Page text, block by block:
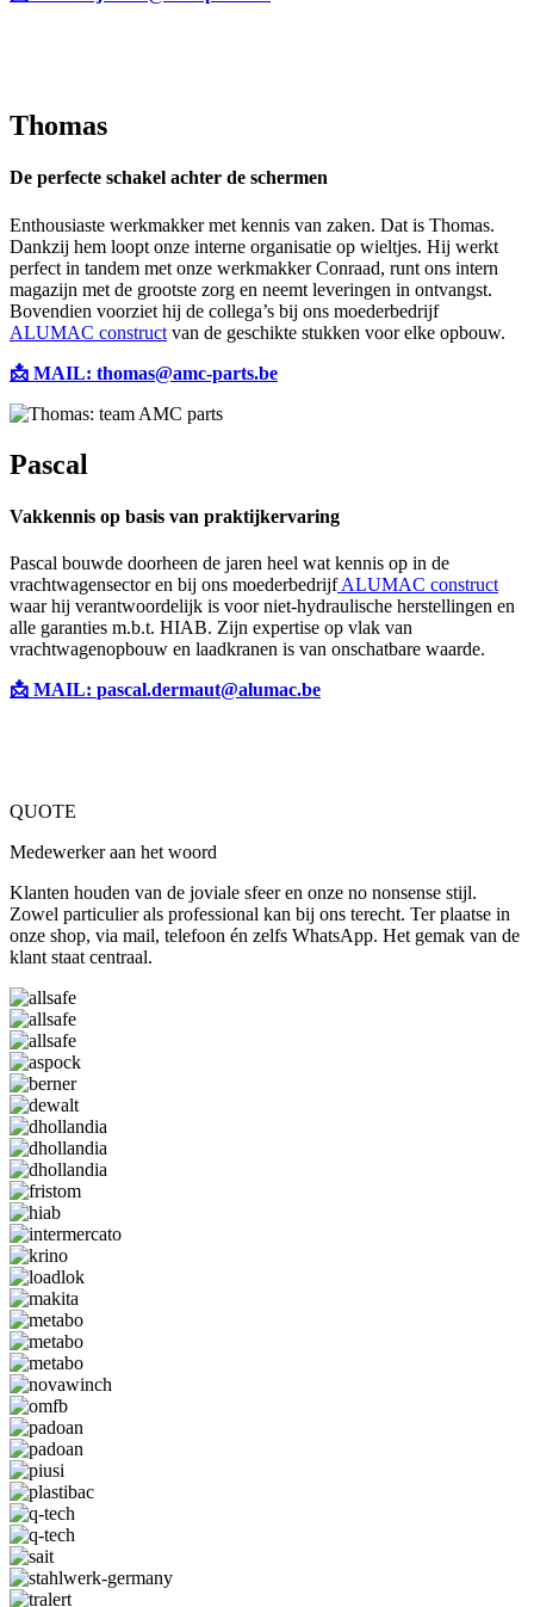
Thomas
De perfecte schakel achter de schermen
Enthousiaste werkmakker met kennis van zaken. Dat is Thomas.
Dankzij hem loopt onze interne organisatie op wieltjes. Hij werkt
perfect in tandem met onze werkmakker Conraad, runt ons intern
magazijn met de grootste zorg en neemt leveringen in ontvangst.
Bovendien voorziet hij de collega’s bij ons moederbedrijf
ALUMAC construct van de geschikte stukken voor elke opbouw.
📩 MAIL: thomas@amc-parts.be
Pascal
Vakkennis op basis van praktijkervaring
Pascal bouwde doorheen de jaren heel wat kennis op in de
vrachtwagensector en bij ons moederbedrijfALUMAC construct
waar hij verantwoordelijk is voor niet-hydraulische herstellingen en
alle garanties m.b.t. HIAB. Zijn expertise op vlak van
vrachtwagenopbouw en laadkranen is van onschatbare waarde.
📩 MAIL: pascal.dermaut@alumac.be
QUOTE
Medewerker aan het woord
Klanten houden van de joviale sfeer en onze no nonsense stijl.
Zowel particulier als professional kan bij ons terecht. Ter plaatse in
onze shop, via mail, telefoon én zelfs WhatsApp. Het gemak van de
klant staat centraal.